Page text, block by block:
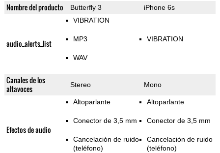
Nombre del producto Butterfly 3 iPhone 6s
audio_alerts_list
VIBRATION
MP3
WAV
VIBRATION
Canales de los
altavoces
Stereo Mono
Efectos de audio
Altoparlante
Conector de 3,5 mm
Cancelación de ruido
(teléfono)
Altoparlante
Conector de 3,5 mm
Cancelación de ruido
(teléfono)